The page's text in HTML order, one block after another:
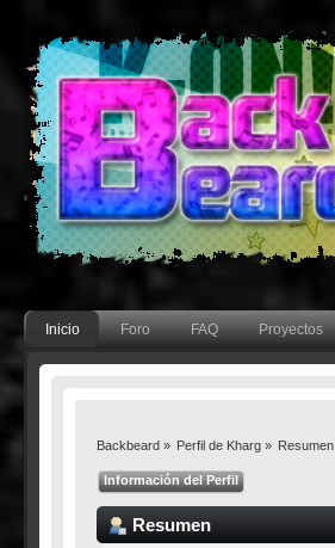
Inicio Foro FAQ Proyectos
Backbeard» Perfil de Kharg» Resumen
Información del Perfil
Resumen